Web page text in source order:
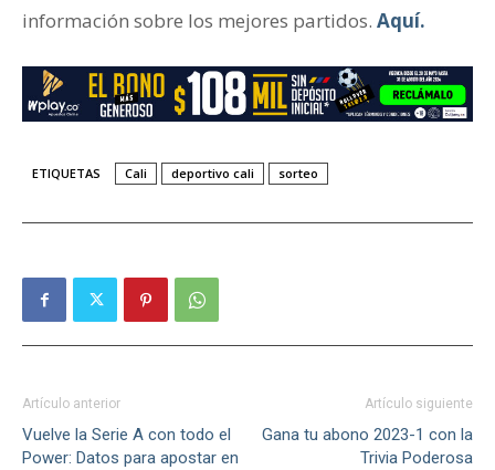
información sobre los mejores partidos. Aquí.
ETIQUETAS Cali deportivo cali sorteo
Artículo anterior
Vuelve la Serie A con todo el
Power: Datos para apostar en
Artículo siguiente
Gana tu abono 2023-1 con la
Trivia Poderosa